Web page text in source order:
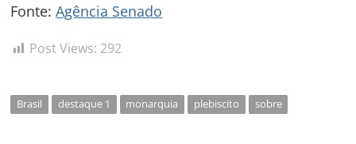
Fonte:Agência Senado
Post Views: 292
Brasil destaque 1 monarquia plebiscito sobre